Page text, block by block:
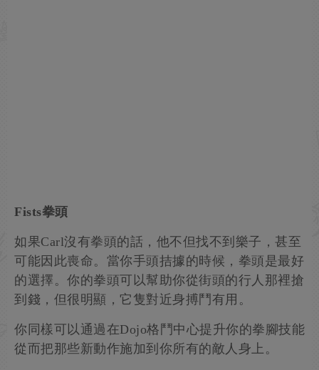
Fists拳頭
如果Carl沒有拳頭的話，他不但找不到樂子，甚至
可能因此喪命。當你手頭拮據的時候，拳頭是最好
的選擇。你的拳頭可以幫助你從街頭的行人那裡搶
到錢，但很明顯，它隻對近身搏鬥有用。
你同樣可以通過在Dojo格鬥中心提升你的拳腳技能
從而把那些新動作施加到你所有的敵人身上。